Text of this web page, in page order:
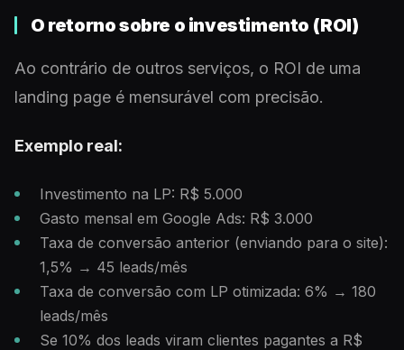
O retorno sobre o investimento (ROI)
Ao contrário de outros serviços, o ROI de uma
landing page é mensurável com precisão.
Exemplo real:
Investimento na LP: R$ 5.000
Gasto mensal em Google Ads: R$ 3.000
Taxa de conversão anterior (enviando para o site):
1,5% → 45 leads/mês
Taxa de conversão com LP otimizada: 6% → 180
leads/mês
Se 10% dos leads viram clientes pagantes a R$